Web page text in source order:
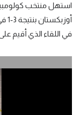
الدوري الإنجليزي
الدوري الإسباني
الدوري الإيطالي
في اللقاء الذي أقيم